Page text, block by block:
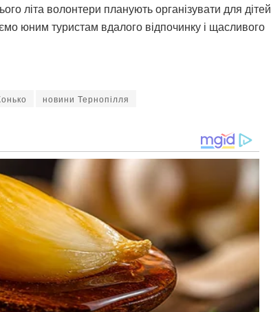
літа волонтери планують організувати для дітей
юним туристам вдалого відпочинку і щасливого
новини Тернопілля